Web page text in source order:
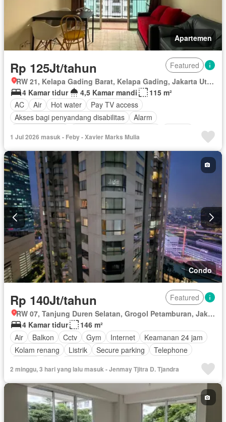
Apartemen
Rp 125Jt/tahun
Featured
RW 21, Kelapa Gading Barat, Kelapa Gading, Jakarta Utara, Daerah Khusus Ibukota Jakarta
4 Kamar tidur
4,5 Kamar mandi
115 m²
AC
Air Hot water
Pay TV access
Akses bagi penyandang disabilitas
Alarm
Balkon
Cctv Dapur lengkap Dapur terpadu
Gas alam
Rubanah Interkom
Internet
Kabel video
Ruang kantor
Keamanan
Keamanan 24 jam
Kolam renang
Lapangan tenis
Pramutamu
Lemari pakaian bawaan Angkat
Fully fenced
Secure parking
Pemanasan
Pemandangan panorama
Perapian
Pustaka
Rumah jaga
Ruang layanan Sauna Spa
Taman
Taman atap
Tangki air Telephone Televisi
Garasi
Panggang
Teras Halaman Wifi Sebagian perabotan
1 Jul 2026 masuk - Feby - Xavier Marks Mulia
Condo
Rp 140Jt/tahun
Featured
RW 07, Tanjung Duren Selatan, Grogol Petamburan, Jakarta Barat, Daerah Khusus Ibukota Jakarta
4 Kamar tidur
146 m²
Air
Balkon Cctv Gym Internet
Keamanan 24 jam
Kolam renang
Listrik Secure parking
Telephone
2 minggu, 3 hari yang lalu masuk - Jenmay Tjitra D. Tjandra